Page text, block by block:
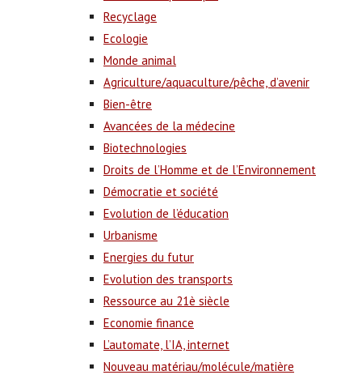
Recyclage
Ecologie
Monde animal
Agriculture/aquaculture/pêche, d’avenir
Bien-être
Avancées de la médecine
Biotechnologies
Droits de l’Homme et de l’Environnement
Démocratie et société
Evolution de l’éducation
Urbanisme
Energies du futur
Evolution des transports
Ressource au 21è siècle
Economie finance
L’automate, l’IA, internet
Nouveau matériau/molécule/matière